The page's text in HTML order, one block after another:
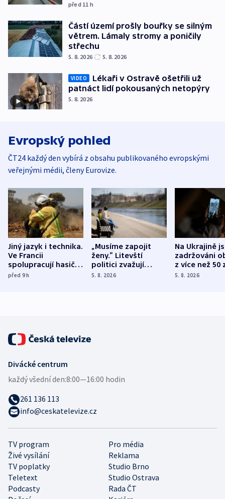
před 11 h
Částí území prošly bouřky se silným
větrem. Lámaly stromy a poničily
střechu
5. 8. 2026 5. 8. 2026
VIDEO
Lékaři v Ostravě ošetřili už
patnáct lidí pokousaných netopýry
5. 8. 2026
Evropský pohled
ČT24 každý den vybírá z obsahu publikovaného evropskými
veřejnými médii, členy Eurovize.
Jiný jazyk i technika.
Ve Francii
spolupracují hasiči z
různých zemí
před 9h
„Musíme zapojit
ženy.“ Litevští
politici zvažují
dohodu o
5. 8. 2026
Na Ukrajině
zadržováni
z více než 50
Bojovali na
5. 8. 2026
TV program
Pro média
Živé vysílání
Reklama
TV poplatky
Studio Brno
Teletext
Studio Ostrava
Podcasty
Rada ČT
Divácké centrum
každý všední den:8:00—16:00 hodin
261 136 113
info@ceskatelevize.cz